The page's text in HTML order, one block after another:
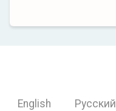
English Русский